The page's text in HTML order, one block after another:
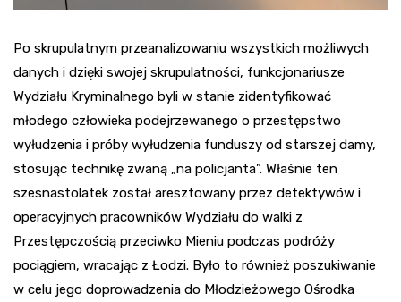
Po skrupulatnym przeanalizowaniu wszystkich możliwych
danych i dzięki swojej skrupulatności, funkcjonariusze
Wydziału Kryminalnego byli w stanie zidentyfikować
młodego człowieka podejrzewanego o przestępstwo
wyłudzenia i próby wyłudzenia funduszy od starszej damy,
stosując technikę zwaną „na policjanta”. Właśnie ten
szesnastolatek został aresztowany przez detektywów i
operacyjnych pracowników Wydziału do walki z
Przestępczością przeciwko Mieniu podczas podróży
pociągiem, wracając z Łodzi. Było to również poszukiwanie
w celu jego doprowadzenia do Młodzieżowego Ośrodka